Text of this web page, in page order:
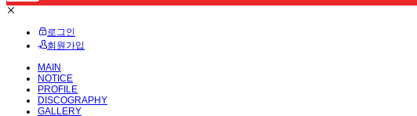
로그인
회원가입
MAIN
NOTICE
PROFILE
DISCOGRAPHY
GALLERY